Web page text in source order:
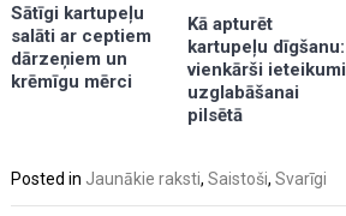
Sātīgi kartupeļu
salāti ar ceptiem
dārzeņiem un
krēmīgu mērci
Kā apturēt
kartupeļu dīgšanu:
vienkārši ieteikumi
uzglabāšanai
pilsētā
Posted in Jaunākie raksti,Saistoši,Svarīgi